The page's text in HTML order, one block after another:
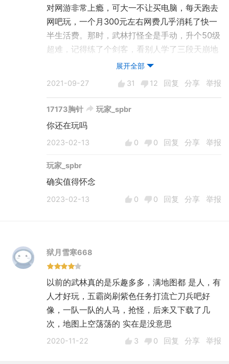
对网游非常上瘾，可大一不让买电脑，每天跑去
网吧玩，一个月300元左右网费几乎消耗了快一
半生活费。那时，武林打怪全是手动，升个50级
超难，记得练了个剑客，看别人学了三段天崩地
裂，超级羡慕。每周五通宵那晚，到凌晨因为太
困，不小心被怪打死了，掉5%，差点砸了键
盘。武林最难忘的还是网恋，女的不要太多了，
那时全是学生妹，不是这个大学就是那个大学
其他网游的爆发吧，这个游戏走了估计2/3的
人，我也是其中一个，留下的只是一段美好回
忆。后面玩了CF、英雄联盟虽然好多年，但是
忆。
展开全部
2021-09-27 31 12 回复 分享 举报
17173胸针 玩家_spbr
你还在玩吗
2023-02-13 0 0 回复 分享 举报
玩家_spbr
确实值得怀念
2023-02-13 0 0 回复 分享 举报
狱月雪寒668
以前的武林真的是乐趣多多，满地图都 是人，有
人才好玩，五霸岗刷紫色任务打流亡刀兵吧好
像，一队一队的人马，抢怪，后来又下载了几
次，地图上空荡荡的 实在是没意思
2020-11-22 3 0 回复 分享 举报